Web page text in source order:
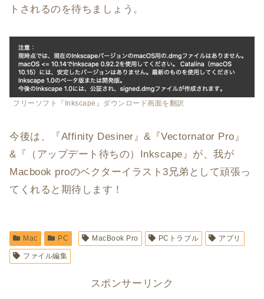
トされるのを待ちましょう。
フリーソフト『Inkscape』ダウンロード画面を翻訳
今後は、『Affinity Desiner』&『Vectornator Pro』
&『（アップデート待ちの）Inkscape』が、我が
Macbook proのベクターイラスト3兄弟として頑張っ
てくれると期待します！
Mac PC MacBook Pro PCトラブル アプリ
ファイル編集
スポンサーリンク